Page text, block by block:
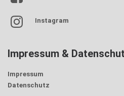
Instagram
Impressum &
Impressum
Datenschutz